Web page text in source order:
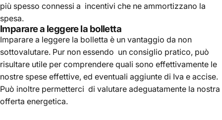
più spesso connessi a incentivi che ne ammortizzano la
spesa.
Imparare a leggere la bolletta
Imparare a leggere la bolletta è un vantaggio da non
sottovalutare. Pur non essendo un consiglio pratico, può
risultare utile per comprendere quali sono effettivamente le
nostre spese effettive, ed eventuali aggiunte di Iva e accise.
Può inoltre permetterci di valutare adeguatamente la nostra
offerta energetica.